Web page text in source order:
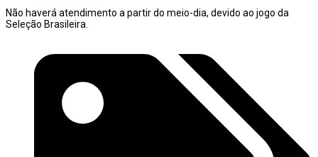
Não haverá atendimento a partir do meio-dia, devido ao jogo da
Seleção Brasileira.